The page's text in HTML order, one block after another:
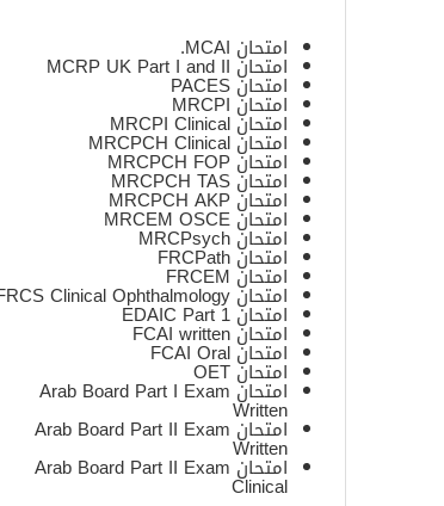
امتحان MCAI.
امتحان MCRP UK Part I and II
امتحان PACES
امتحان MRCPI
امتحان MRCPI Clinical
امتحان MRCPCH Clinical
امتحان MRCPCH FOP
امتحان MRCPCH TAS
امتحان MRCPCH AKP
امتحان MRCEM OSCE
امتحان MRCPsych
امتحان FRCPath
امتحان FRCEM
امتحان FRCS Clinical Ophthalmology
امتحان EDAIC Part 1
امتحان FCAI written
امتحان FCAI Oral
امتحان OET
امتحان Arab Board Part I Exam
Written
امتحان Arab Board Part II Exam
Written
امتحان Arab Board Part II Exam
Clinical